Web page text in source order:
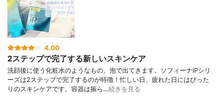
4.00
2ステップで完了する新しいスキンケア
洗顔後に使う化粧水のようなもの。泡で出てきます。ソフィーナiPシリ
ーズは2ステップで完了するのが特徴！忙しい日、疲れた日にはぴった
りのスキンケアです。容器は振ら…続きを見る